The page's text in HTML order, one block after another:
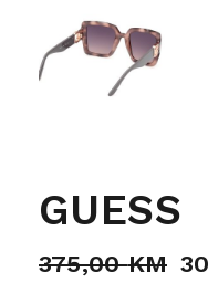
GUESS
375,00KM